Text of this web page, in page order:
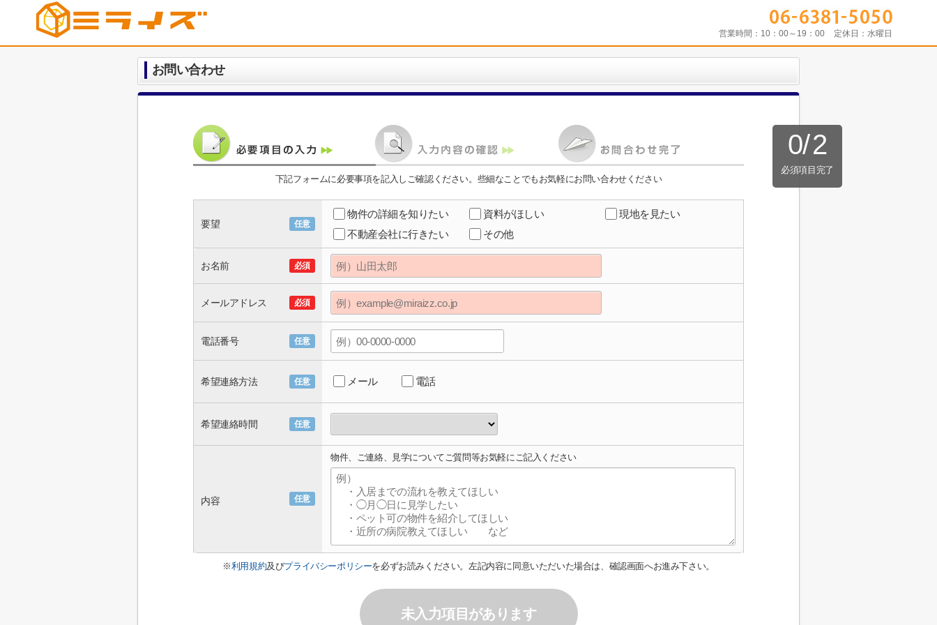
営業時間： 10：00～19：00 定休日： 水曜日
お問い合わせ
0/2
必須項目完了
下記フォームに必要事項を記入しご確認ください。些細なことでもお気軽にお問い合わせください
要望 任意
物件の詳細を知りたい 資料がほしい
現地を見たい
不動産会社に行きたい
その他
お名前 必須
メールアドレス 必須
電話番号 任意
希望連絡方法 任意 メール 電話
希望連絡時間 任意
内容 任意
物件、ご連絡、見学についてご質問等お気軽にご記入ください
※利用規約及びプライバシーポリシーを必ずお読みください。左記内容に同意いただいた場合は、確認画面へお進み下さい。
未入力項目があります